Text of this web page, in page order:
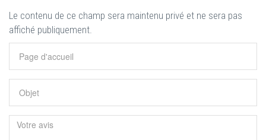
Le contenu de ce champ sera maintenu privé et ne sera pas
affiché publiquement.